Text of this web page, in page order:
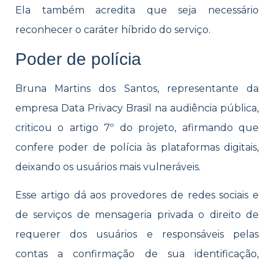
Ela também acredita que seja necessário
reconhecer o caráter híbrido do serviço.
Poder de polícia
Bruna Martins dos Santos, representante da
empresa Data Privacy Brasil na audiência pública,
criticou o artigo 7º do projeto, afirmando que
confere poder de polícia às plataformas digitais,
deixando os usuários mais vulneráveis.
Esse artigo dá aos provedores de redes sociais e
de serviços de mensageria privada o direito de
requerer dos usuários e responsáveis pelas
contas a confirmação de sua identificação,